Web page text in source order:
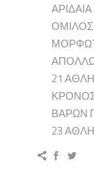
ΟΜΙΛΟΣ
21
ΒΑΡΩΝ
23